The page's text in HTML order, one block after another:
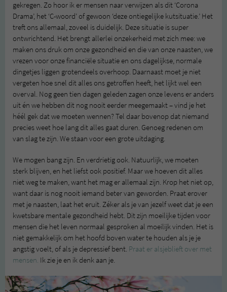
gekregen. Zo hoor ik er mensen naar verwijzen als dit ‘Corona
Drama’, het ‘C-woord’ of gewoon ‘deze ontiegelijke kutsituatie.’ Het
treft ons allemaal, zoveel is duidelijk. Deze situatie is super
ontwrichtend. Het brengt allerlei onzekerheid met zich mee: we
maken ons druk om onze gezondheid en die van onze naasten, we
vrezen voor onze financiële situatie en ons dagelijkse, normale
dingetjes liggen grotendeels overhoop. Daarnaast moet je niet
vergeten hoe snel dit alles ons getroffen heeft, het lijkt wel een
overval. Nog geen tien dagen geleden zagen onze levens er anders
uit én we hebben dit nog nooit eerder meegemaakt – vind je het
héél gek dat we moeten wennen? Tel daar bovenop dat niemand
precies weet hoe lang dit alles gaat duren. Genoeg redenen om
van slag te zijn. We staan voor een grote uitdaging.
We mogen bang zijn. En verdrietig ook. Natuurlijk, we moeten
sterk blijven, en het liefst ook positief. Maar we hoeven dit alles
niet weg te maken, want het mag er allemaal zijn. Krop het niet op,
want daar is nog nooit iemand beter van geworden. Praat erover
met je naasten, laat het eruit. Zéker als je van jezelf weet dat je een
kwetsbare mentale gezondheid hebt. Dit zijn moeilijke tijden voor
mensen die het leven normaal gesproken al moeilijk vinden. Het is
niet gemakkelijk om het hoofd boven water te houden als je je
angstig voelt, of als je depressief bent. Praat er alsjeblieft over met
mensen. Ik zie je en ik denk aan je.